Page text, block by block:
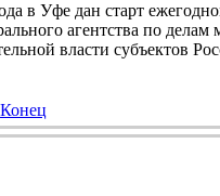
в Уфе дан старт
агентства по делам
власти субъектов
Конец